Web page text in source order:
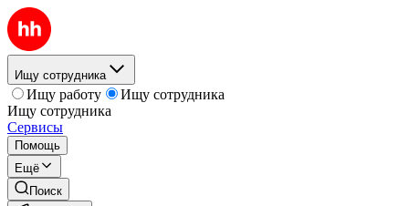
Ищу сотрудника
Ищу работу
Ищу сотрудника
Ищу сотрудника
Сервисы
Помощь
Ещё
Поиск